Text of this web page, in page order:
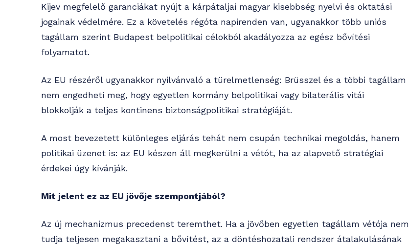
Kijev megfelelő garanciákat nyújt a kárpátaljai magyar kisebbség nyelvi és oktatási
jogainak védelmére. Ez a követelés régóta napirenden van, ugyanakkor több uniós
tagállam szerint Budapest belpolitikai célokból akadályozza az egész bővítési
folyamatot.
Az EU részéről ugyanakkor nyilvánvaló a türelmetlenség: Brüsszel és a többi tagállam
nem engedheti meg, hogy egyetlen kormány belpolitikai vagy bilaterális vitái
blokkolják a teljes kontinens biztonságpolitikai stratégiáját.
A most bevezetett különleges eljárás tehát nem csupán technikai megoldás, hanem
politikai üzenet is: az EU készen áll megkerülni a vétót, ha az alapvető stratégiai
érdekei úgy kívánják.
Mit jelent ez az EU jövője szempontjából?
Az új mechanizmus precedenst teremthet. Ha a jövőben egyetlen tagállam vétója nem
tudja teljesen megakasztani a bővítést, az a döntéshozatali rendszer átalakulásának